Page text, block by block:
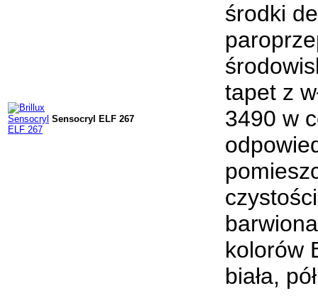
Sensocryl ELF 267
środki
tapet z
3490 w
kolorów
biała,